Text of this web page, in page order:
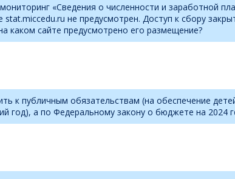
«Сведения о численности и заработной
не предусмотрен. Доступ к сбору
каком сайте предусмотрено его размещение?
к публичным обязательствам (на обеспечение
год), а по Федеральному закону о бюджете на 2024